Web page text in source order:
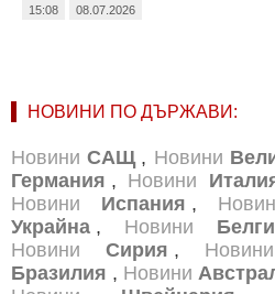
15:08 08.07.2026
НОВИНИ ПО ДЪРЖАВИ:
Новини САЩ , Новини
Германия , Новини
Новини
Испания ,
Украйна , Новини
Новини
Сирия , Новини
Бразилия , Новини